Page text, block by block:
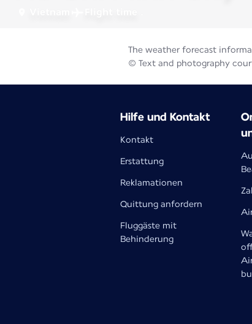
The weather forecast
© Text and photography
Hilfe und Kontakt
Kontakt
Erstattung
Reklamationen
Quittung anfordern
Fluggäste mit
Behinderung